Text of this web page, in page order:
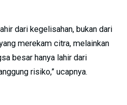
dari kegelisahan, bukan dari
merekam citra, melainkan
besar hanya lahir dari
risiko,” ucapnya.